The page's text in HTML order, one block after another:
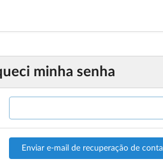
minha senha
Enviar e-mail de recuperação de conta